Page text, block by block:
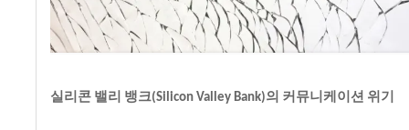
실리콘 밸리 뱅크(Silicon Valley Bank)의 커뮤니케이션 위기